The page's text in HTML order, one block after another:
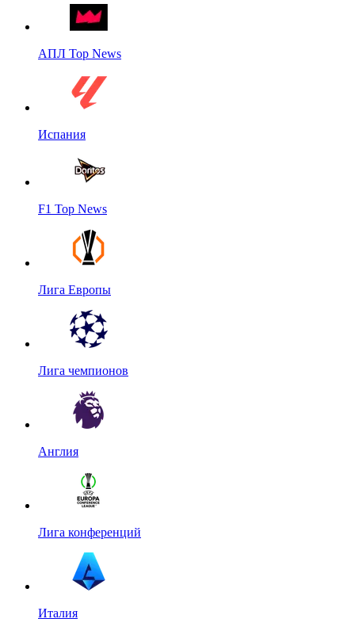
АПЛ Top News
Испания
F1 Top News
Лига Европы
Лига чемпионов
Англия
Лига конференций
Италия